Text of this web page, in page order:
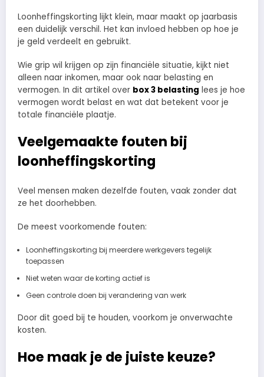
Loonheffingskorting lijkt klein, maar maakt op jaarbasis
een duidelijk verschil. Het kan invloed hebben op hoe je
je geld verdeelt en gebruikt.
Wie grip wil krijgen op zijn financiële situatie, kijkt niet
alleen naar inkomen, maar ook naar belasting en
vermogen. In dit artikel over box 3 belasting lees je hoe
vermogen wordt belast en wat dat betekent voor je
totale financiële plaatje.
Veelgemaakte fouten bij
loonheffingskorting
Veel mensen maken dezelfde fouten, vaak zonder dat
ze het doorhebben.
De meest voorkomende fouten:
Loonheffingskorting bij meerdere werkgevers tegelijk
toepassen
Niet weten waar de korting actief is
Geen controle doen bij verandering van werk
Door dit goed bij te houden, voorkom je onverwachte
kosten.
Hoe maak je de juiste keuze?